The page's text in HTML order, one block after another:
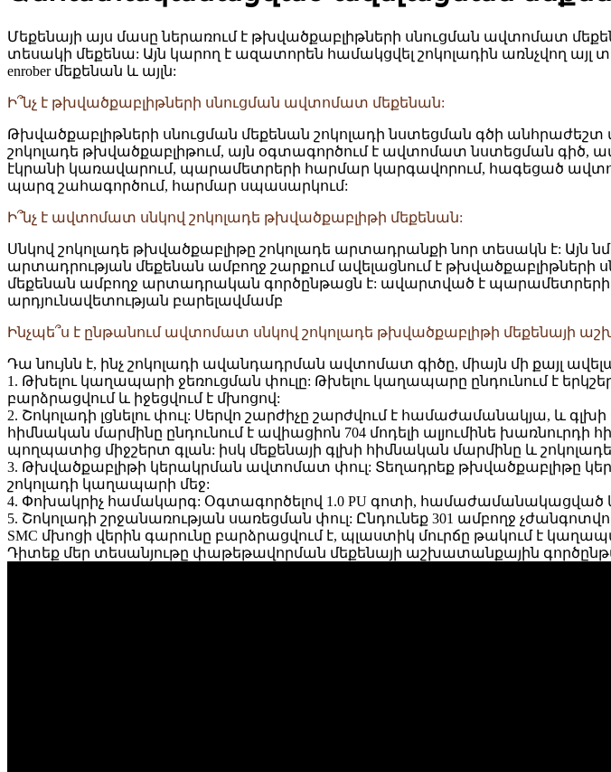
Մեքենայի այս մասը ներառում է թխվածքաբլիթների սնուցման ավտոմատ
տեսակի մեքենա: Այն կարող է ազատորեն համակցվել շոկոլադին առնչվող
enrober մեքենան և այլն:
Ի՞նչ է թխվածքաբլիթների սնուցման ավտոմատ մեքենան:
Թխվածքաբլիթների սնուցման մեքենան շոկոլադի նստեցման գծի անհրաժեշտ
շոկոլադե թխվածքաբլիթում, այն օգտագործում է ավտոմատ նստեցման գիծ,
էկրանի կառավարում, պարամետրերի հարմար կարգավորում, հագեցած
պարզ շահագործում, հարմար սպասարկում:
Ի՞նչ է ավտոմատ սնկով շոկոլադե թխվածքաբլիթի մեքենան:
Սնկով շոկոլադե թխվածքաբլիթը շոկոլադե արտադրանքի նոր տեսակն է: Այն
արտադրության մեքենան ամբողջ շարքում ավելացնում է
մեքենան ամբողջ արտադրական գործընթացն է: ավարտված է
արդյունավետության բարելավմամբ
Ինչպե՞ս է ընթանում ավտոմատ սնկով շոկոլադե թխվածքաբլիթի մեքենայի
Դա նույնն է, ինչ շոկոլադի ավանդադրման ավտոմատ գիծը, միայն մի քայլ
1. Թխելու կաղապարի ջեռուցման փուլը: Թխելու կաղապարը ընդունում է
բարձրացվում և իջեցվում է մխոցով:
2. Շոկոլադի լցնելու փուլ: Սերվո շարժիչը շարժվում է համաժամանակյա, և
հիմնական մարմինը ընդունում է ավիացիոն 704 մոդելի ալյումինե
պողպատից միջշերտ գլան: իսկ մեքենայի գլխի հիմնական մարմինը և
3. Թխվածքաբլիթի կերակրման ավտոմատ փուլ: Տեղադրեք թխվածքաբլիթը
շոկոլադի կաղապարի մեջ:
4. Փոխակրիչ համակարգ: Օգտագործելով 1.0 PU գոտի,
5. Շոկոլադի շրջանառության սառեցման փուլ: Ընդունեք 301 ամբողջ
SMC մխոցի վերին գարունը բարձրացվում է, պլաստիկ մուրճը թակում է
Դիտեք մեր տեսանյութը փաթեթավորման մեքենայի աշխատանքային